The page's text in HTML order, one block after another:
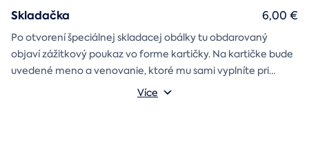
Skladačka
Po otvorení špeciálnej skladacej obálky tu obdarovaný
objaví zážitkový poukaz vo forme kartičky. Na kartičke bude
uvedené meno a venovanie, ktoré mu sami vyplníte pri
Více
6,00 €